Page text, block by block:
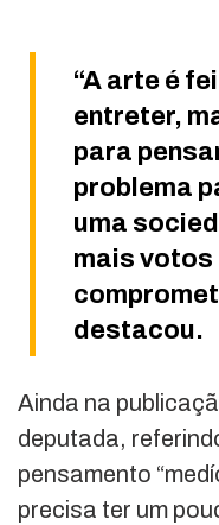
“A arte é
entreter,
para
problema
uma
mais
destacou.
Ainda na
deputada,
pensamento
precisa ter um